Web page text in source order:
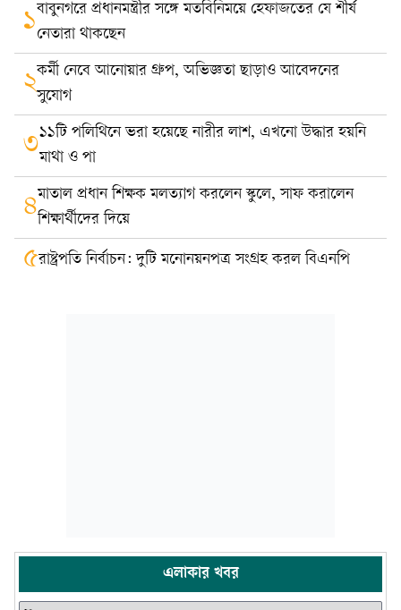
১বাবুনগরে প্রধানমন্ত্রীর সঙ্গে মতবিনিময়ে হেফাজতের যে শীর্ষ
নেতারা থাকছেন
২কর্মী নেবে আনোয়ার গ্রুপ, অভিজ্ঞতা ছাড়াও আবেদনের
সুযোগ
৩১১টি পলিথিনে ভরা হয়েছে নারীর লাশ, এখনো উদ্ধার হয়নি
মাথা ও পা
৪মাতাল প্রধান শিক্ষক মলত্যাগ করলেন স্কুলে, সাফ করালেন
শিক্ষার্থীদের দিয়ে
৫রাষ্ট্রপতি নির্বাচন: দুটি মনোনয়নপত্র সংগ্রহ করল বিএনপি
এলাকার খবর